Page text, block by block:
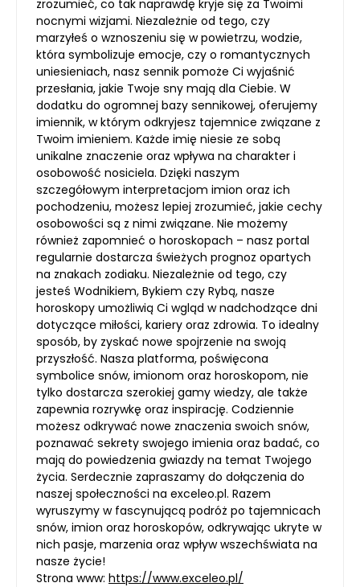
zrozumieć, co tak naprawdę kryje się za Twoimi
nocnymi wizjami. Niezależnie od tego, czy
marzyłeś o wznoszeniu się w powietrzu, wodzie,
która symbolizuje emocje, czy o romantycznych
uniesieniach, nasz sennik pomoże Ci wyjaśnić
przesłania, jakie Twoje sny mają dla Ciebie. W
dodatku do ogromnej bazy sennikowej, oferujemy
imiennik, w którym odkryjesz tajemnice związane z
Twoim imieniem. Każde imię niesie ze sobą
unikalne znaczenie oraz wpływa na charakter i
osobowość nosiciela. Dzięki naszym
szczegółowym interpretacjom imion oraz ich
pochodzeniu, możesz lepiej zrozumieć, jakie cechy
osobowości są z nimi związane. Nie możemy
również zapomnieć o horoskopach – nasz portal
regularnie dostarcza świeżych prognoz opartych
na znakach zodiaku. Niezależnie od tego, czy
jesteś Wodnikiem, Bykiem czy Rybą, nasze
horoskopy umożliwią Ci wgląd w nadchodzące dni
dotyczące miłości, kariery oraz zdrowia. To idealny
sposób, by zyskać nowe spojrzenie na swoją
przyszłość. Nasza platforma, poświęcona
symbolice snów, imionom oraz horoskopom, nie
tylko dostarcza szerokiej gamy wiedzy, ale także
zapewnia rozrywkę oraz inspirację. Codziennie
możesz odkrywać nowe znaczenia swoich snów,
poznawać sekrety swojego imienia oraz badać, co
mają do powiedzenia gwiazdy na temat Twojego
życia. Serdecznie zapraszamy do dołączenia do
naszej społeczności na exceleo.pl. Razem
wyruszymy w fascynującą podróż po tajemnicach
snów, imion oraz horoskopów, odkrywając ukryte w
nich pasje, marzenia oraz wpływ wszechświata na
nasze życie!
Strona www: https://www.exceleo.pl/